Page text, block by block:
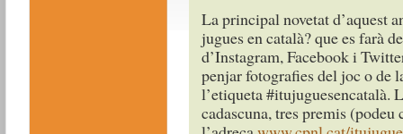
La principal novetat d’aquest
jugues en català? que es farà
d’Instagram, Facebook i
penjar fotografies del joc o de
l’etiqueta #itujuguesencatalà.
cadascuna, tres premis